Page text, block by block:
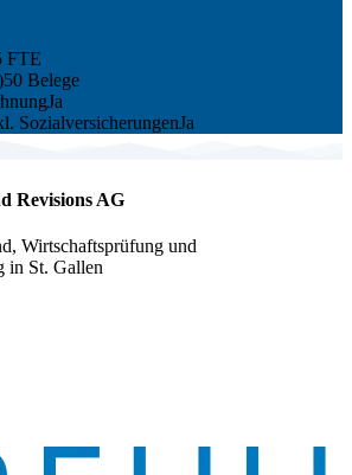
FTE
50 Belege
Ja
SozialversicherungenJa
Revisions AG
Wirtschaftsprüfung und
in St. Gallen